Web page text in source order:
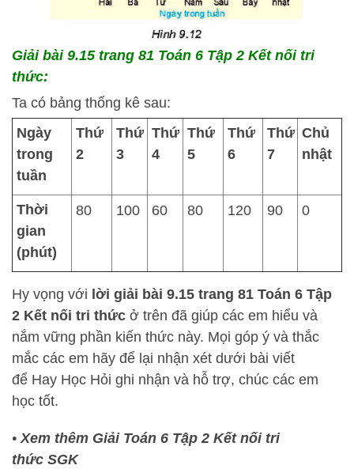
Giải bài 9.15 trang 81 Toán 6 Tập 2 Kết nối tri
thức:
Ta có bảng thống kê sau:
Ngày
trong
tuần
Thứ
2
Thứ
3
Thứ
4
Thứ
5
Thứ
6
Thứ
7
Chủ
nhật
Thời
gian
(phút)
80 100 60 80 120 90 0
Hy vọng với lời giải bài 9.15 trang 81 Toán 6 Tập
2 Kết nối tri thức ở trên đã giúp các em hiểu và
nắm vững phần kiến thức này. Mọi góp ý và thắc
mắc các em hãy để lại nhận xét dưới bài viết
để Hay Học Hỏi ghi nhận và hỗ trợ, chúc các em
học tốt.
•Xem thêm Giải Toán 6 Tập 2 Kết nối tri
thức SGK